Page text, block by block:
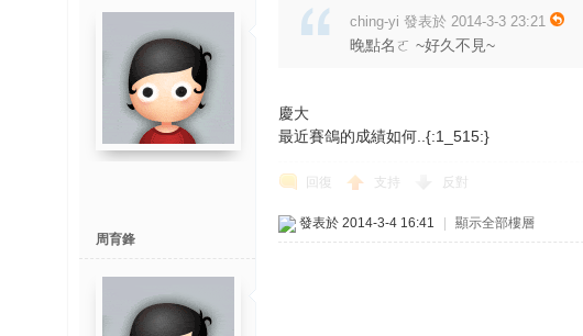
ching-yi 發表於 2014-3-3 23:21
晚點名ㄛ ~好久不見~
慶大
最近賽鴿的成績如何..{:1_515:}
回復 支持 反對
周育鋒
發表於 2014-3-4 16:41 顯示全部樓層